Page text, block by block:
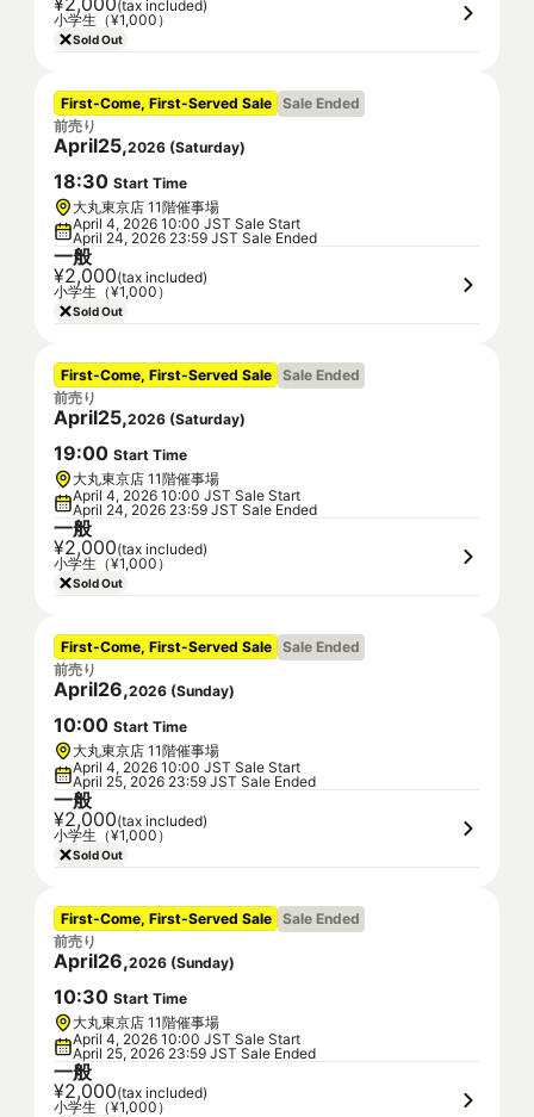
(tax included)
小学生（¥1,000）
Sold Out
First-Come, First-Served Sale Sale Ended
前売り
April25,2026 (Saturday)
18:30 Start Time
大丸東京店 11階催事場
April 4, 2026 10:00 JST Sale Start
April 24, 2026 23:59 JST Sale Ended
一般
¥2,000(tax included)
小学生（¥1,000）
Sold Out
First-Come, First-Served Sale Sale Ended
前売り
April25,2026 (Saturday)
19:00 Start Time
大丸東京店 11階催事場
April 4, 2026 10:00 JST Sale Start
April 24, 2026 23:59 JST Sale Ended
一般
¥2,000(tax included)
小学生（¥1,000）
Sold Out
First-Come, First-Served Sale Sale Ended
前売り
April26,2026 (Sunday)
10:00 Start Time
大丸東京店 11階催事場
April 4, 2026 10:00 JST Sale Start
April 25, 2026 23:59 JST Sale Ended
一般
¥2,000(tax included)
小学生（¥1,000）
Sold Out
First-Come, First-Served Sale Sale Ended
前売り
April26,2026 (Sunday)
10:30 Start Time
大丸東京店 11階催事場
April 4, 2026 10:00 JST Sale Start
April 25, 2026 23:59 JST Sale Ended
一般
¥2,000(tax included)
小学生（¥1,000）